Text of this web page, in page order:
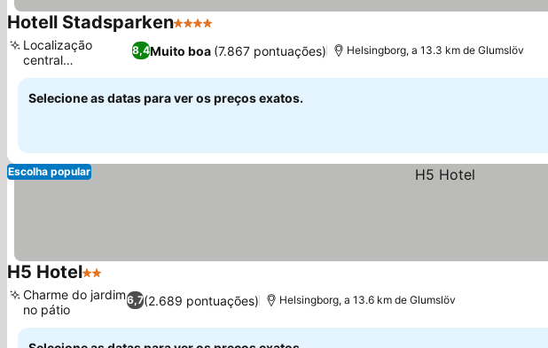
Hotell Stadsparken4 Estrelas
8,4Muito boa (7.867 pontuações)
Localização
central
privilegiada
Helsingborg, a 13.3 km de Glumslöv
Selecione as datas para ver os preços exatos.
Escolha popular
H5 Hotel2 Estrelas
6,7(2.689 pontuações)
Charme do jardim
no pátio
Helsingborg, a 13.6 km de Glumslöv